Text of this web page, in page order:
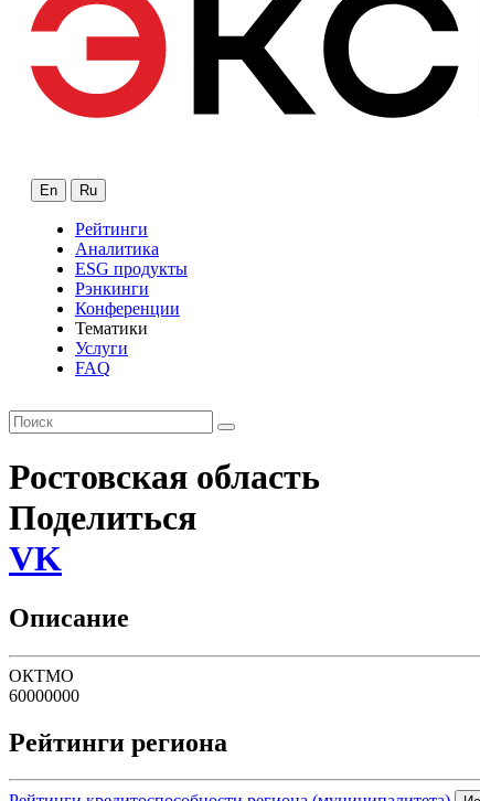
En Ru
Рейтинги
Аналитика
ESG продукты
Рэнкинги
Конференции
Тематики
Услуги
FAQ
Ростовская область
Поделиться
VK
Описание
ОКТМО
60000000
Рейтинги региона